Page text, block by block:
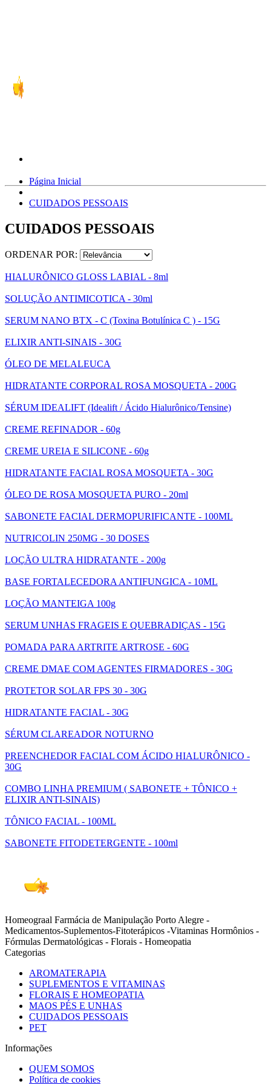
Página Inicial
CUIDADOS PESSOAIS
CUIDADOS PESSOAIS
ORDENAR POR:
HIALURÔNICO GLOSS LABIAL - 8ml
SOLUÇÃO ANTIMICOTICA - 30ml
SERUM NANO BTX - C (Toxina Botulínica C ) - 15G
ELIXIR ANTI-SINAIS - 30G
ÓLEO DE MELALEUCA
HIDRATANTE CORPORAL ROSA MOSQUETA - 200G
SÉRUM IDEALIFT (Idealift / Ácido Hialurônico/Tensine)
CREME REFINADOR - 60g
CREME UREIA E SILICONE - 60g
HIDRATANTE FACIAL ROSA MOSQUETA - 30G
ÓLEO DE ROSA MOSQUETA PURO - 20ml
SABONETE FACIAL DERMOPURIFICANTE - 100ML
NUTRICOLIN 250MG - 30 DOSES
LOÇÃO ULTRA HIDRATANTE - 200g
BASE FORTALECEDORA ANTIFUNGICA - 10ML
LOÇÃO MANTEIGA 100g
SERUM UNHAS FRAGEIS E QUEBRADIÇAS - 15G
POMADA PARA ARTRITE ARTROSE - 60G
CREME DMAE COM AGENTES FIRMADORES - 30G
PROTETOR SOLAR FPS 30 - 30G
HIDRATANTE FACIAL - 30G
SÉRUM CLAREADOR NOTURNO
PREENCHEDOR FACIAL COM ÁCIDO HIALURÔNICO -
30G
COMBO LINHA PREMIUM ( SABONETE + TÔNICO +
ELIXIR ANTI-SINAIS)
TÔNICO FACIAL - 100ML
SABONETE FITODETERGENTE - 100ml
Homeograal Farmácia de Manipulação Porto Alegre -
Medicamentos-Suplementos-Fitoterápicos -Vitaminas Hormônios -
Fórmulas Dermatológicas - Florais - Homeopatia
Categorias
AROMATERAPIA
SUPLEMENTOS E VITAMINAS
FLORAIS E HOMEOPATIA
MAOS PÉS E UNHAS
CUIDADOS PESSOAIS
PET
Informações
QUEM SOMOS
Política de cookies